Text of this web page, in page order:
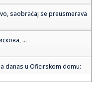
saobraćaj se preusmerava
...
danas u Oficirskom domu: